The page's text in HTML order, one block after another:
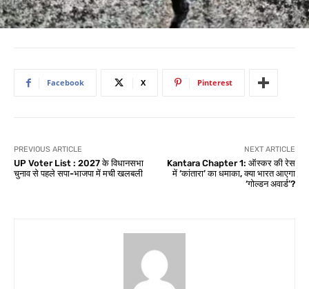
Facebook X Pinterest
PREVIOUS ARTICLE
UP Voter List : 2027 के विधानसभा
चुनाव से पहले सपा-भाजपा में मची खलबली
NEXT ARTICLE
Kantara Chapter 1: ऑस्कर की रेस
में ‘कांतारा’ का धमाका, क्या भारत आएगा
‘गोल्डन अवार्ड’?